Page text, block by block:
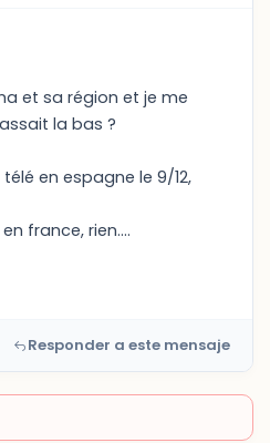
et sa région et je me
la bas ?
en espagne le 9/12,
france, rien....
Responder a este mensaje